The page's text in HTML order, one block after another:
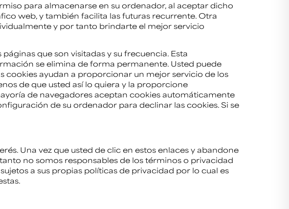
para almacenarse en su ordenador, al aceptar dicho
web, y también facilita las futuras recurrente. Otra
y por tanto brindarte el mejor servicio
que son visitadas y su frecuencia. Esta
se elimina de forma permanente. Usted puede
cookies ayudan a proporcionar un mejor servicio de los
de que usted así lo quiera y la proporcione
de navegadores aceptan cookies automáticamente
de su ordenador para declinar las cookies. Si se
Una vez que usted de clic en estos enlaces y abandone
no somos responsables de los términos o privacidad
a sus propias políticas de privacidad por lo cual es